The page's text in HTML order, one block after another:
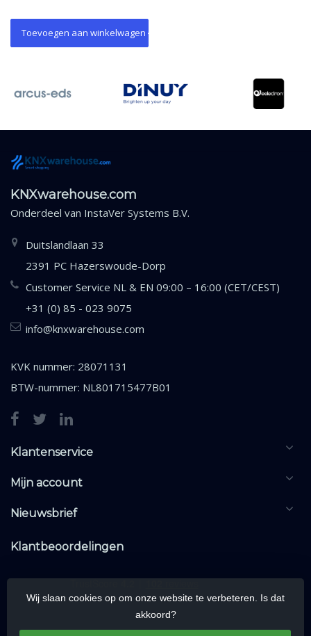
Toevoegen aan winkelwagen
KNXwarehouse.com
Onderdeel van InstaVer Systems B.V.
Duitslandlaan 33
2391 PC Hazerswoude-Dorp
Customer Service NL & EN 09:00 – 16:00 (CET/CEST)
+31 (0) 85 - 023 9075
info@knxwarehouse.com
KVK nummer: 28071131
BTW-nummer: NL801715477B01
Klantenservice
Mijn account
Nieuwsbrief
Klantbeoordelingen
Wij slaan cookies op om onze website te verbeteren. Is dat
akkoord?